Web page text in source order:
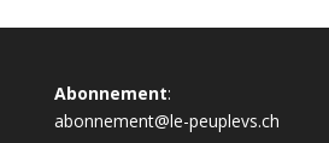
Abonnement:
abonnement@le-peuplevs.ch